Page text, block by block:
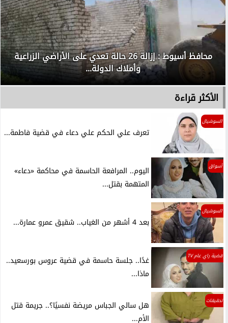
محافظ أسيوط : إزالة 26 حالة تعدي على الأراضي الزراعية
وأملاك الدولة...
الأكثر قراءة
السوشيال
تعرف علي الحكم علي دعاء في قضية فاطمة...
أسواق
اليوم.. المرافعة الحاسمة في محاكمة «دعاء»
المتهمة بقتل...
السوشيال
بعد 4 أشهر من الغياب.. شقيق عمرو عمارة...
قضية راي عام TV
غدًا.. جلسة حاسمة في قضية عروس بورسعيد..
ماذا...
تحقيقات
هل سالي الجباس مريضة نفسيًا؟.. جريمة قتل
الأم...